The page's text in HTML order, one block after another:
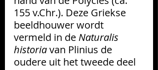
155 v.Chr.). Deze Griekse
beeldhouwer wordt
vermeld in de Naturalis
historia van Plinius de
oudere uit het tweede deel